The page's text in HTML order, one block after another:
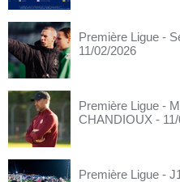
Première Ligue -
11/02/2026
Première Ligue -
CHANDIOUX -
Première Ligue -